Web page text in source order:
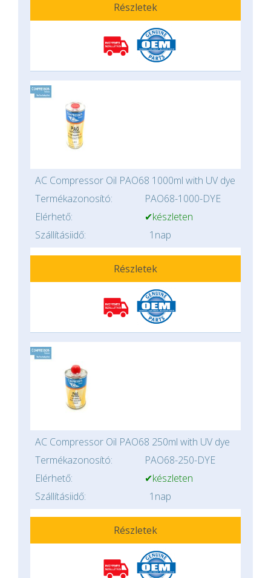
Részletek
AC Compressor Oil PAO68 1000ml with UV dye
Termékazonosító:
PAO68-1000-DYE
Elérhető:
✔készleten
Szállításiidő:
1nap
Részletek
AC Compressor Oil PAO68 250ml with UV dye
Termékazonosító:
PAO68-250-DYE
Elérhető:
✔készleten
Szállításiidő:
1nap
Részletek